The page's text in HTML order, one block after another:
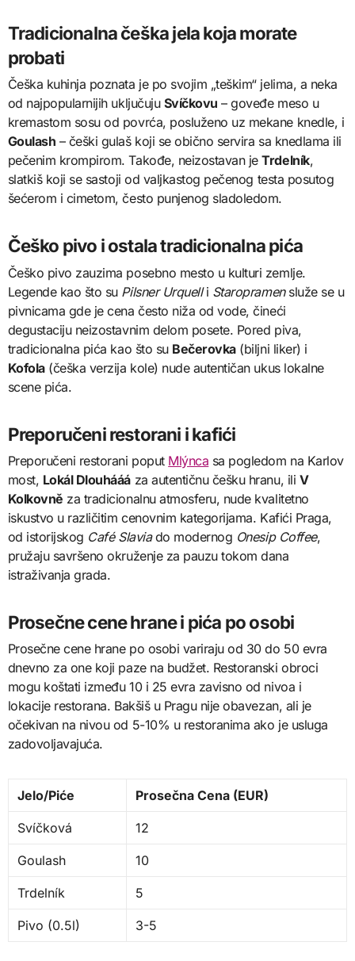
Tradicionalna češka jela koja morate
probati
Češka kuhinja poznata je po svojim „teškim“ jelima, a neka
od najpopularnijih uključuju Svíčkovu – goveđe meso u
kremastom sosu od povrća, posluženo uz mekane knedle, i
Goulash – češki gulaš koji se obično servira sa knedlama ili
pečenim krompirom. Takođe, neizostavan jeTrdelník,
slatkiš koji se sastoji od valjkastog pečenog testa posutog
šećerom i cimetom, često punjenog sladoledom.
Češko pivo i ostala tradicionalna pića
Češko pivo zauzima posebno mesto u kulturi zemlje.
Legende kao što su Pilsner Urquelli Staropramensluže se u
pivnicama gde je cena često niža od vode, čineći
degustaciju neizostavnim delom posete. Pored piva,
tradicionalna pića kao što su Bečerovka(biljni liker) i
Kofola(češka verzija kole) nude autentičan ukus lokalne
scene pića.
Preporučeni restorani i kafići
Preporučeni restorani poput Mlýnca sa pogledom na Karlov
most, Lokál Dlouhááá za autentičnu češku hranu, ili V
Kolkovně za tradicionalnu atmosferu, nude kvalitetno
iskustvo u različitim cenovnim kategorijama. Kafići Praga,
od istorijskog Café Slaviado modernog Onesip Coffee,
pružaju savršeno okruženje za pauzu tokom dana
istraživanja grada.
Prosečne cene hrane i pića po osobi
Prosečne cene hrane po osobi variraju od 30 do 50 evra
dnevno za one koji paze na budžet. Restoranski obroci
mogu koštati između 10 i 25 evra zavisno od nivoa i
lokacije restorana. Bakšiš u Pragu nije obavezan, ali je
očekivan na nivou od 5-10% u restoranima ako je usluga
zadovoljavajuća.
Jelo/Piće Prosečna Cena (EUR)
Svíčková 12
Goulash 10
Trdelník 5
Pivo (0.5l) 3-5